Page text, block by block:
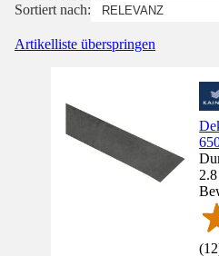
Sortiert nach:
Artikelliste überspringen
(12